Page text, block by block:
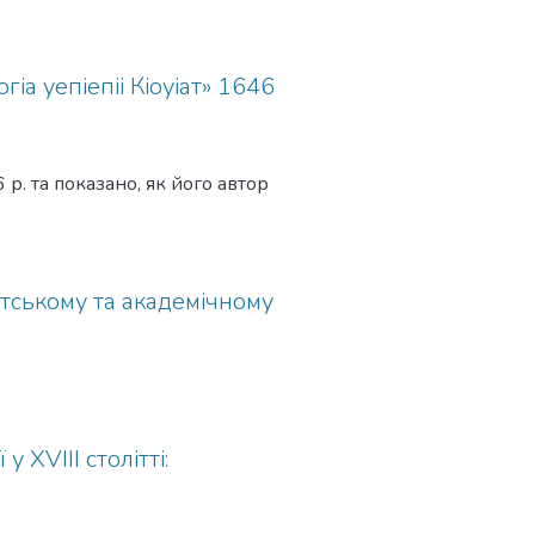
уепіепіі Кіоуіат» 1646
та показано, як його автор
та академічному
столітті: